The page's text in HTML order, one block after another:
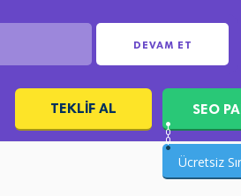
DEVAM ET
TEKLIF AL SEO
Ücretsiz